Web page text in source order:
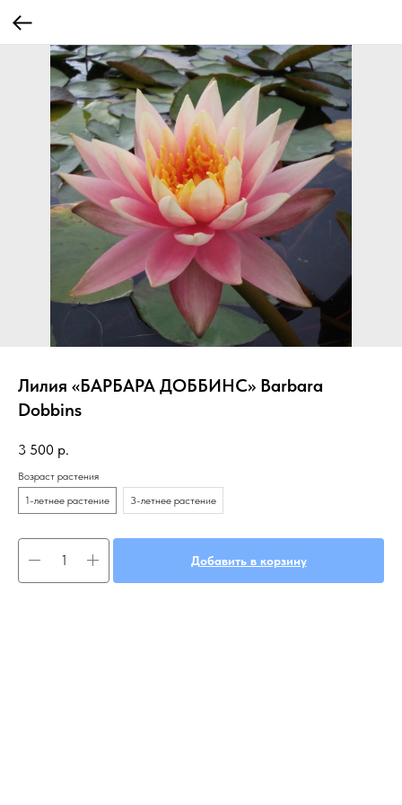
Лилия «БАРБАРА ДОББИНС» Barbara
Dobbins
3 500 р.
Возраст растения
1-летнее растение
3-летнее растение
Добавить в корзину